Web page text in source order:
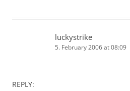
luckystrike
5. February 2006 at 08:09
REPLY: